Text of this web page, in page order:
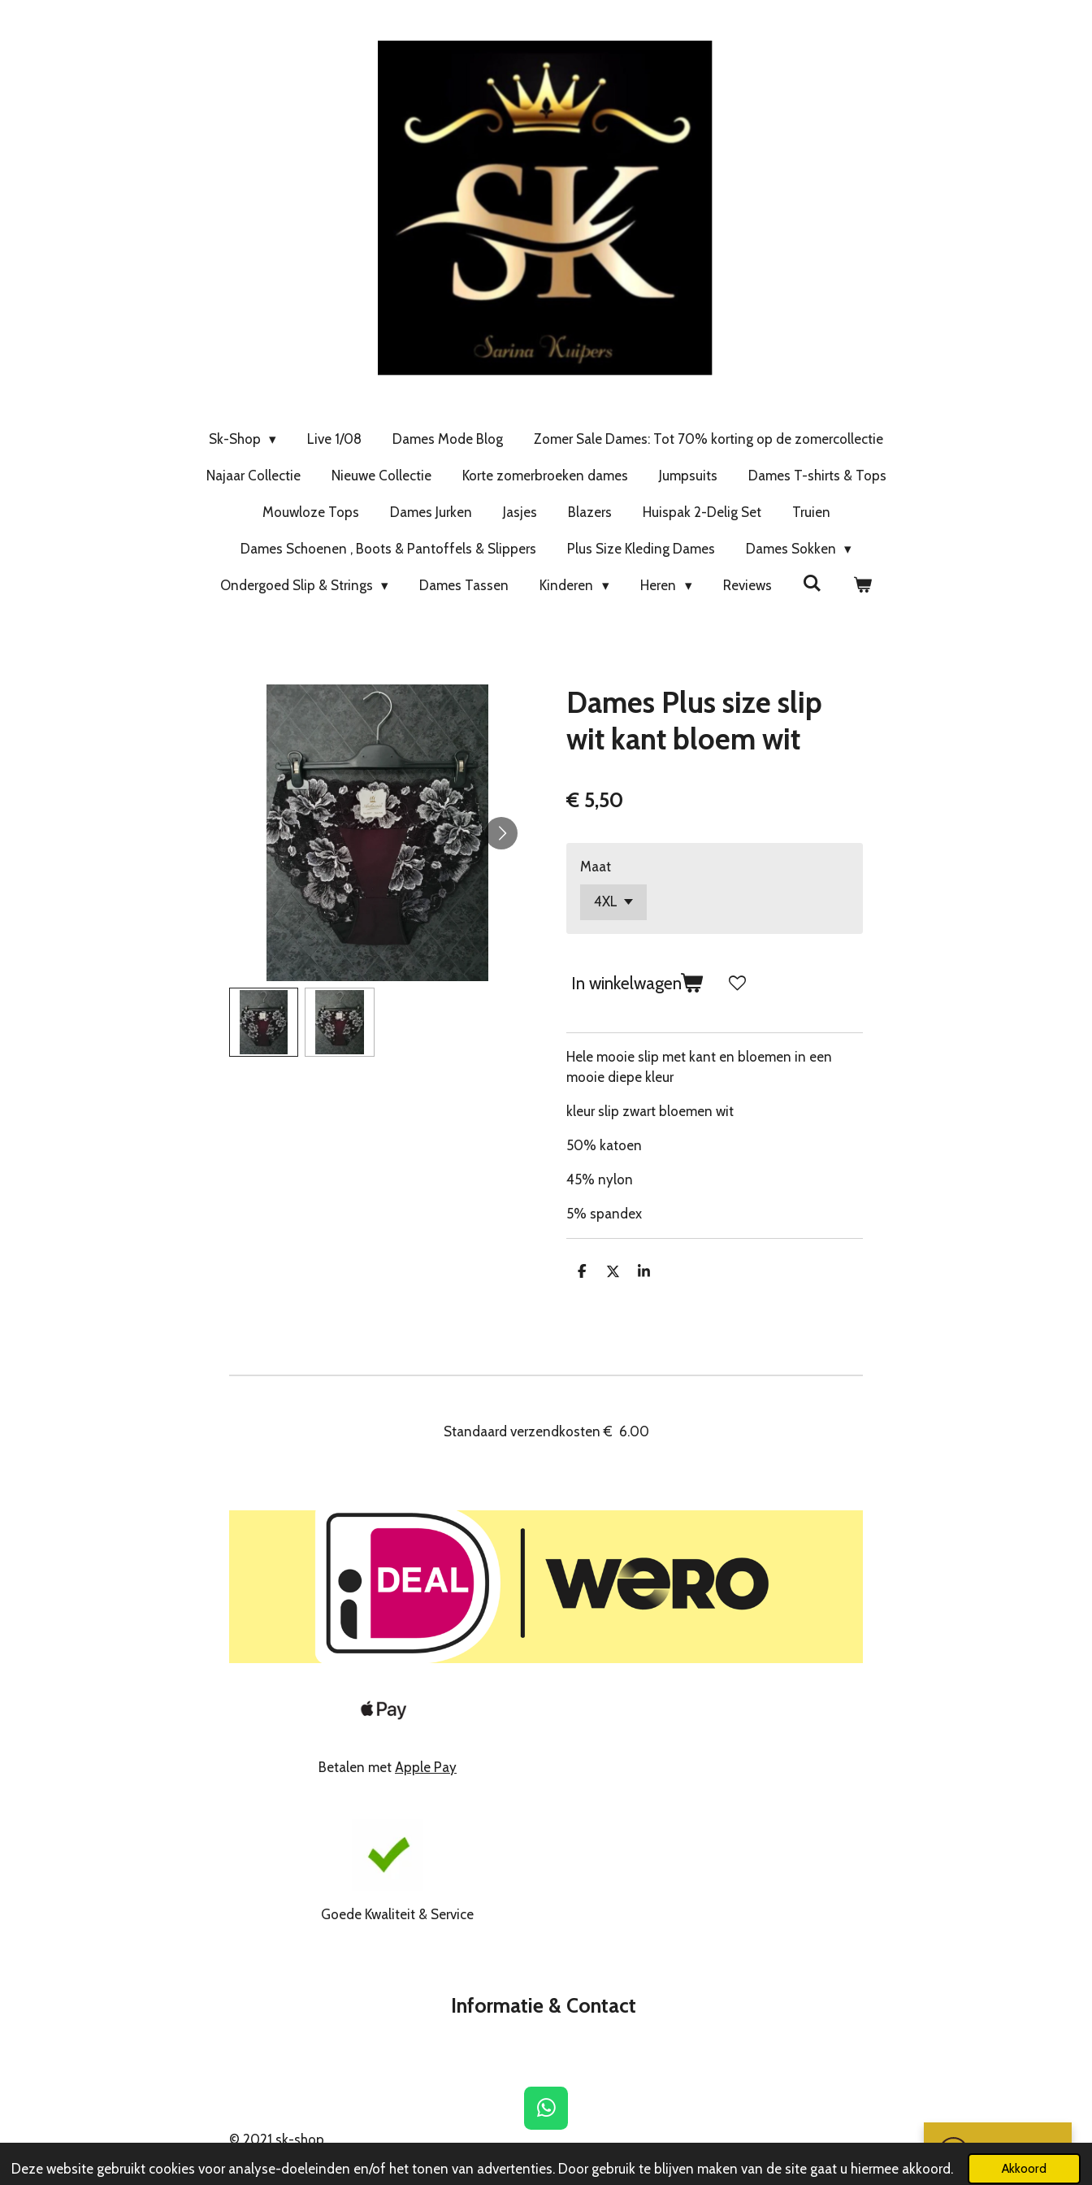
Deze website gebruikt cookies voor analyse-doeleinden en/of het tonen van advertenties. Door gebruik te blijven maken van de site gaat u hiermee akkoord. Akkoord
Sk-Shop Live 1/08 Dames Mode Blog Zomer Sale Dames: Tot 70% korting op de zomercollectie
Najaar Collectie Nieuwe Collectie Korte zomerbroeken dames Jumpsuits Dames T-shirts & Tops
Mouwloze Tops Dames Jurken Jasjes Blazers Huispak 2-Delig Set Truien
Dames Schoenen , Boots & Pantoffels & Slippers Plus Size Kleding Dames Dames Sokken
Ondergoed Slip & Strings Dames Tassen Kinderen Heren Reviews
Dames Plus size slip
wit kant bloem wit
€ 5,50
Maat
In winkelwagen
Hele mooie slip met kant en bloemen in een
mooie diepe kleur
kleur slip zwart bloemen wit
50% katoen
45% nylon
5% spandex
D
D
S
Standaard verzendkosten€ 6.00
Betalen met Apple Pay
Goede Kwaliteit & Service
Informatie & Contact
W
h
t
© 2021sk-shop